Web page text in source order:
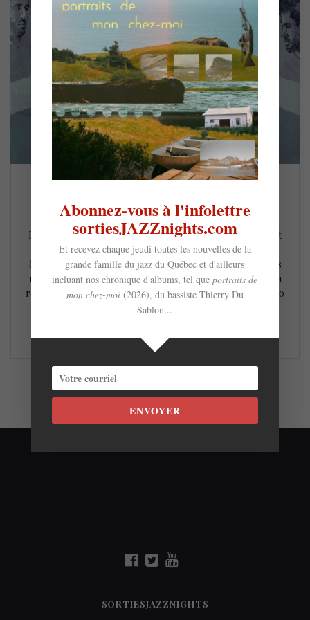
19 mai 2022
Fleuron montréalais du nu jazz, le compositeur, pianiste et
producteur Anomalie présentait en avril dernier Galerie
(2022), un premier album en bonne et due forme gorgé des
mêmes grooves aux accents hip-hop et neo soul qui font sa
renommée. Fort d’une collaboration très réussie avec le duo
électrojazz Chromeo sur Bend The Rules (2021), le…
SORTIESJAZZNIGHTS
Abonnez-vous à l'infolettre
sortiesJAZZnights.com
Et recevez chaque jeudi toutes les nouvelles de la
grande famille du jazz du Québec et d'ailleurs
incluant nos chronique d'albums, tel queportraits de
mon chez-moi (2026), du bassiste Thierry Du
Sablon...
ENVOYER